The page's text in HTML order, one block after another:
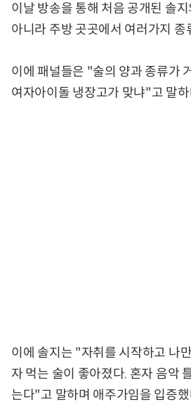
이날 방송을 통해 처음 공개된 솔
아니라 주방 곳곳에서 여러가지 종
이에 패널들은 "술의 양과 종류가
여자아이돌 냉장고가 맞냐"고 말
이에 솔지는 "자취를 시작하고 나
자 먹는 술이 좋아졌다. 혼자 음악
는다"고 말하며 애주가임을 입증했